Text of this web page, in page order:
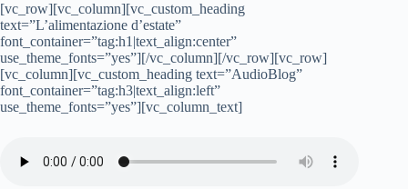
[vc_row][vc_column][vc_custom_heading
text=”L’alimentazione d’estate”
font_container=”tag:h1|text_align:center”
use_theme_fonts=”yes”][/vc_column][/vc_row][vc_row]
[vc_column][vc_custom_heading text=”AudioBlog”
font_container=”tag:h3|text_align:left”
use_theme_fonts=”yes”][vc_column_text]